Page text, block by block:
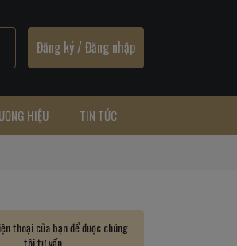
Đăng ký/ Đăng nhập
HIỆU TIN TỨC
thoại của bạn để được chúng
tôi tư vấn